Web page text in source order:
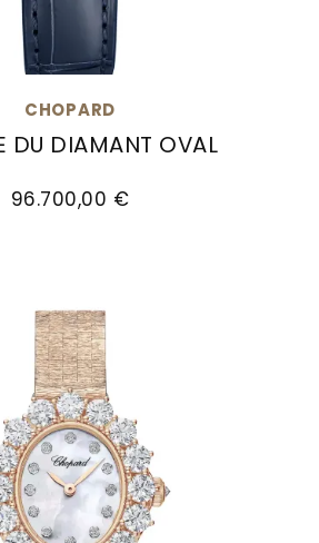
CHOPARD
DU DIAMANT OVAL
96.700,00 €